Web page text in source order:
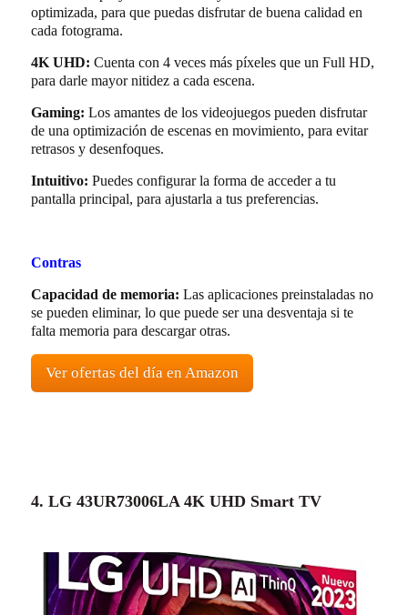
optimizada, para que puedas disfrutar de buena calidad en
cada fotograma.
4K UHD: Cuenta con 4 veces más píxeles que un Full HD,
para darle mayor nitidez a cada escena.
Gaming: Los amantes de los videojuegos pueden disfrutar
de una optimización de escenas en movimiento, para evitar
retrasos y desenfoques.
Intuitivo: Puedes configurar la forma de acceder a tu
pantalla principal, para ajustarla a tus preferencias.
Contras
Capacidad de memoria: Las aplicaciones preinstaladas no
se pueden eliminar, lo que puede ser una desventaja si te
falta memoria para descargar otras.
Ver ofertas del día en Amazon
4. LG 43UR73006LA 4K UHD Smart TV